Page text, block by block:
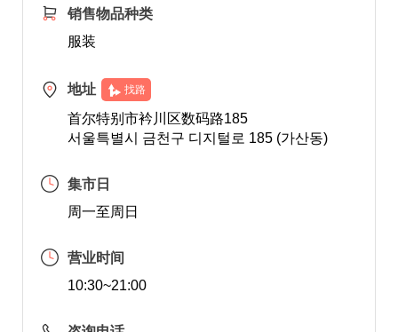
销售物品种类
服装
地址 找路
首尔特别市衿川区数码路185
서울특별시 금천구 디지털로 185 (가산동)
集市日
周一至周日
营业时间
10:30~21:00